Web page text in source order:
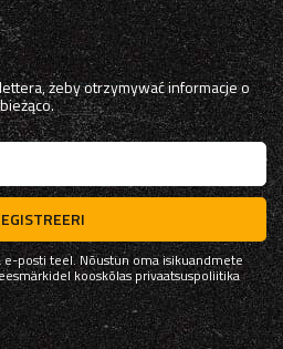
żeby otrzymywać informacje o
e-posti teel. Nõustun oma isikuandmete
kooskõlasprivaatsuspoliitika